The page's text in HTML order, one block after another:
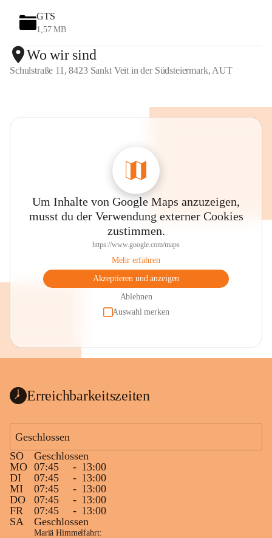
GTS
1,57 MB
Wo wir sind
Schulstraße 11, 8423 Sankt Veit in der Südsteiermark, AUT
Um Inhalte von Google Maps anzuzeigen,
musst du der Verwendung externer Cookies
zustimmen.
https://www.google.com/maps
Mehr erfahren
Akzeptieren und anzeigen
Ablehnen
Auswahl merken
Erreichbarkeitszeiten
Geschlossen
SO
Geschlossen
MO 07:45 - 13:00
DI
07:45 - 13:00
MI
07:45 - 13:00
DO
07:45 - 13:00
FR
07:45 - 13:00
SA
Geschlossen
Mariä Himmelfahrt: